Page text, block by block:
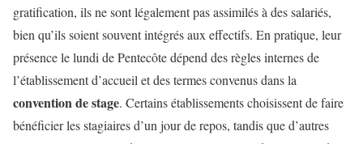
gratification, ils ne sont légalement pas assimilés à des salariés,
bien qu’ils soient souvent intégrés aux effectifs. En pratique, leur
présence le lundi de Pentecôte dépend des règles internes de
l’établissement d’accueil et des termes convenus dans la
convention de stage. Certains établissements choisissent de faire
bénéficier les stagiaires d’un jour de repos, tandis que d’autres